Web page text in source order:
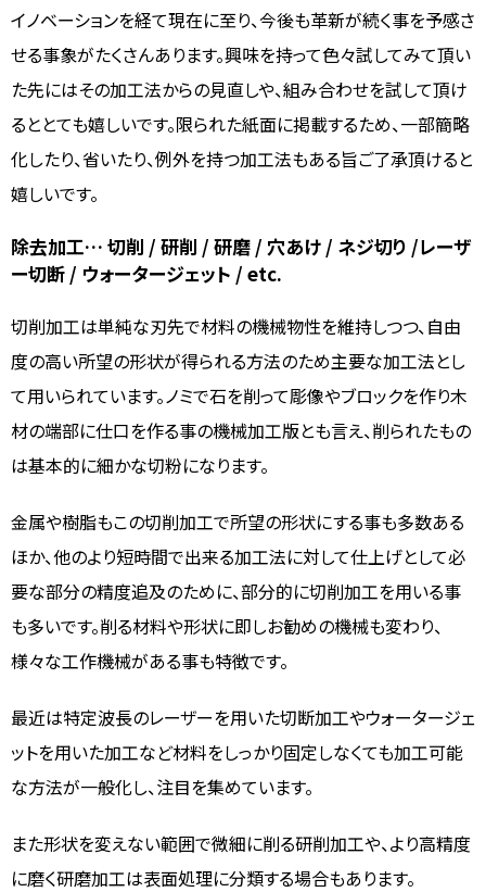
イノベーションを経て現在に至り、今後も革新が続く事を予感さ
せる事象がたくさんあります。興味を持って色々試してみて頂い
た先にはその加工法からの見直しや、組み合わせを試して頂け
るととても嬉しいです。限られた紙面に掲載するため、一部簡略
化したり、省いたり、例外を持つ加工法もある旨ご了承頂けると
嬉しいです。
除去加工… 切削 / 研削 / 研磨 / 穴あけ / ネジ切り /レーザ
ー切断 / ウォータージェット / etc.
切削加工は単純な刃先で材料の機械物性を維持しつつ、自由
度の高い所望の形状が得られる方法のため主要な加工法とし
て用いられています。ノミで石を削って彫像やブロックを作り木
材の端部に仕口を作る事の機械加工版とも言え、削られたもの
は基本的に細かな切粉になります。
金属や樹脂もこの切削加工で所望の形状にする事も多数ある
ほか、他のより短時間で出来る加工法に対して仕上げとして必
要な部分の精度追及のために、部分的に切削加工を用いる事
も多いです。削る材料や形状に即しお勧めの機械も変わり、
様々な工作機械がある事も特徴です。
最近は特定波長のレーザーを用いた切断加工やウォータージェ
ットを用いた加工など材料をしっかり固定しなくても加工可能
な方法が一般化し、注目を集めています。
また形状を変えない範囲で微細に削る研削加工や、より高精度
に磨く研磨加工は表面処理に分類する場合もあります。